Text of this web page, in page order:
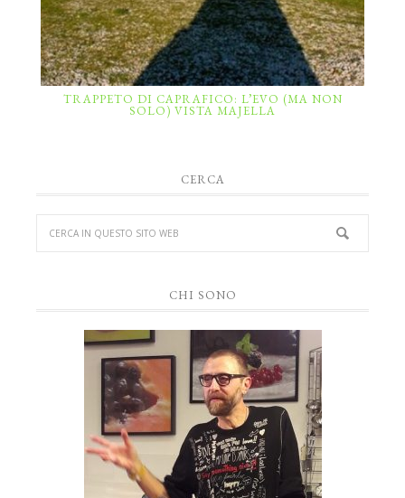
TRAPPETO DI CAPRAFICO: L’EVO (MA NON
SOLO) VISTA MAJELLA
CERCA
CHI SONO